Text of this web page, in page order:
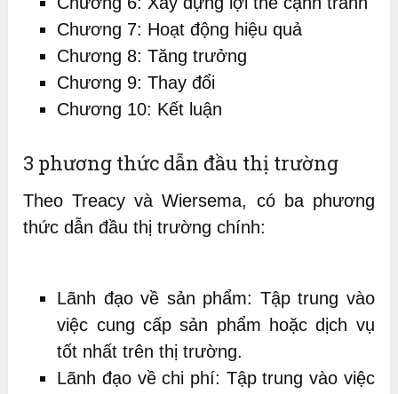
Chương 7: Hoạt động hiệu quả
Chương 8: Tăng trưởng
Chương 9: Thay đổi
Chương 10: Kết luận
3 phương thức dẫn đầu thị trường
Theo Treacy và Wiersema, có ba phương
thức dẫn đầu thị trường chính:
Lãnh đạo về sản phẩm: Tập trung vào
việc cung cấp sản phẩm hoặc dịch vụ
tốt nhất trên thị trường.
Lãnh đạo về chi phí: Tập trung vào việc